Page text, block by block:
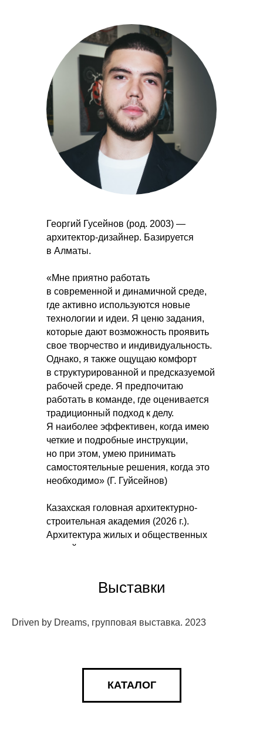
Георгий Гусейнов (род. 2003) —
архитектор-дизайнер. Базируется
в Алматы.
«Мне приятно работать
в современной и динамичной среде,
где активно используются новые
технологии и идеи. Я ценю задания,
которые дают возможность проявить
свое творчество и индивидуальность.
Однако, я также ощущаю комфорт
в структурированной и предсказуемой
рабочей среде. Я предпочитаю
работать в команде, где оценивается
традиционный подход к делу.
Я наиболее эффективен, когда имею
четкие и подробные инструкции,
но при этом, умею принимать
самостоятельные решения, когда это
необходимо» (Г. Гуйсейнов)
Казахская головная архитектурно-
строительная академия (2026 г.).
Архитектура жилых и общественных
зданий.
Выставки
Driven by Dreams, групповая выставка. 2023
КАТАЛОГ